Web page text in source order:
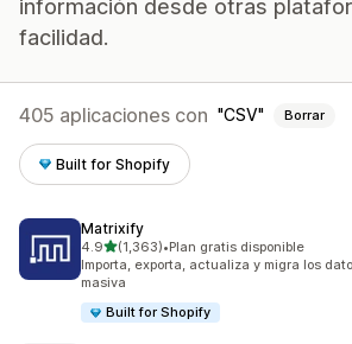
información desde otras
facilidad.
405 aplicaciones con CSV Borrar
Built for Shopify
Matrixify
4.9de 5 estrellas
(1,363)
1363 reseñas en total
•Plan gratis disponible
Importa, exporta, actualiza y migra los
masiva
Built for Shopify